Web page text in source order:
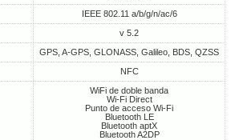
IEEE 802.11 a/b/g/n/ac/6
v 5.2
GPS, A-GPS, GLONASS, Galileo, BDS, QZSS
NFC
WiFi de doble banda
Wi-Fi Direct
Punto de acceso Wi-Fi
Bluetooth LE
Bluetooth aptX
Bluetooth A2DP